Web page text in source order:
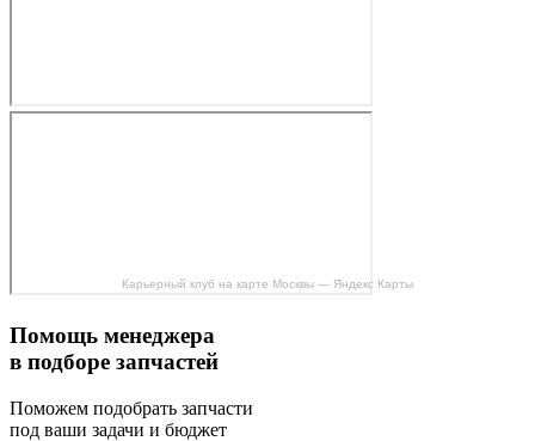
Карьерный клуб на карте Москвы — Яндекс Карты
Помощь менеджера
в подборе запчастей
Поможем подобрать запчасти
под ваши задачи и бюджет